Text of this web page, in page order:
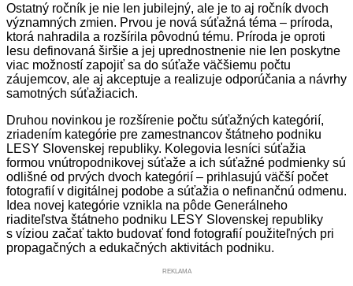
Ostatný ročník je nie len jubilejný, ale je to aj ročník dvoch
významných zmien. Prvou je nová súťažná téma – príroda,
ktorá nahradila a rozšírila pôvodnú tému. Príroda je oproti
lesu definovaná širšie a jej uprednostnenie nie len poskytne
viac možností zapojiť sa do súťaže väčšiemu počtu
záujemcov, ale aj akceptuje a realizuje odporúčania a návrhy
samotných súťažiacich.
Druhou novinkou je rozšírenie počtu súťažných kategórií,
zriadením kategórie pre zamestnancov štátneho podniku
LESY Slovenskej republiky. Kolegovia lesníci súťažia
formou vnútropodnikovej súťaže a ich súťažné podmienky sú
odlišné od prvých dvoch kategórií – prihlasujú väčší počet
fotografií v digitálnej podobe a súťažia o nefinančnú odmenu.
Idea novej kategórie vznikla na pôde Generálneho
riaditeľstva štátneho podniku LESY Slovenskej republiky
s víziou začať takto budovať fond fotografií použiteľných pri
propagačných a edukačných aktivitách podniku.
REKLAMA